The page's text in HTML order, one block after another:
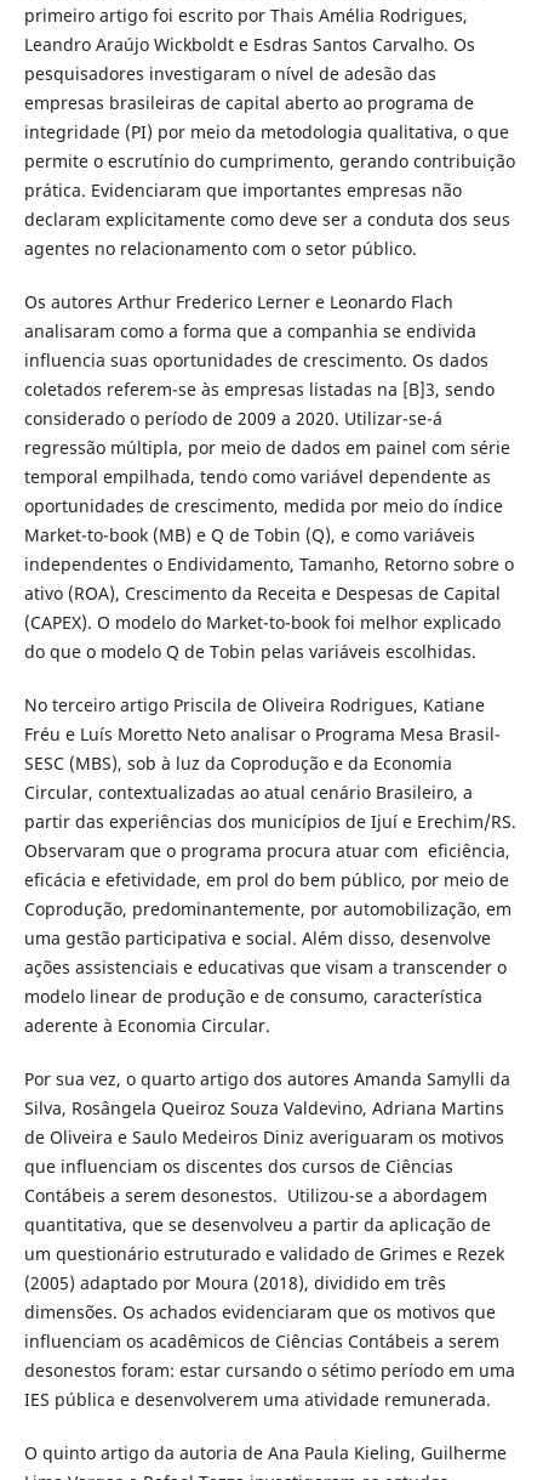
primeiro artigo foi escrito por Thais Amélia Rodrigues,
Leandro Araújo Wickboldt e Esdras Santos Carvalho. Os
pesquisadores investigaram o nível de adesão das
empresas brasileiras de capital aberto ao programa de
integridade (PI) por meio da metodologia qualitativa, o que
permite o escrutínio do cumprimento, gerando contribuição
prática. Evidenciaram que importantes empresas não
declaram explicitamente como deve ser a conduta dos seus
agentes no relacionamento com o setor público.
Os autores Arthur Frederico Lerner e Leonardo Flach
analisaram como a forma que a companhia se endivida
influencia suas oportunidades de crescimento. Os dados
coletados referem-se às empresas listadas na [B]3, sendo
considerado o período de 2009 a 2020. Utilizar-se-á
regressão múltipla, por meio de dados em painel com série
temporal empilhada, tendo como variável dependente as
oportunidades de crescimento, medida por meio do índice
Market-to-book (MB) e Q de Tobin (Q), e como variáveis
independentes o Endividamento, Tamanho, Retorno sobre o
ativo (ROA), Crescimento da Receita e Despesas de Capital
(CAPEX). O modelo do Market-to-book foi melhor explicado
do que o modelo Q de Tobin pelas variáveis escolhidas.
No terceiro artigo Priscila de Oliveira Rodrigues, Katiane
Fréu e Luís Moretto Neto analisar o Programa Mesa Brasil-
SESC (MBS), sob à luz da Coprodução e da Economia
Circular, contextualizadas ao atual cenário Brasileiro, a
partir das experiências dos municípios de Ijuí e Erechim/RS.
Observaram que o programa procura atuar com eficiência,
eficácia e efetividade, em prol do bem público, por meio de
Coprodução, predominantemente, por automobilização, em
uma gestão participativa e social. Além disso, desenvolve
ações assistenciais e educativas que visam a transcender o
modelo linear de produção e de consumo, característica
aderente à Economia Circular.
Por sua vez, o quarto artigo dos autores Amanda Samylli da
Silva, Rosângela Queiroz Souza Valdevino, Adriana Martins
de Oliveira e Saulo Medeiros Diniz averiguaram os motivos
que influenciam os discentes dos cursos de Ciências
Contábeis a serem desonestos. Utilizou-se a abordagem
quantitativa, que se desenvolveu a partir da aplicação de
um questionário estruturado e validado de Grimes e Rezek
(2005) adaptado por Moura (2018), dividido em três
dimensões. Os achados evidenciaram que os motivos que
influenciam os acadêmicos de Ciências Contábeis a serem
desonestos foram: estar cursando o sétimo período em uma
IES pública e desenvolverem uma atividade remunerada.
O quinto artigo da autoria de Ana Paula Kieling, Guilherme